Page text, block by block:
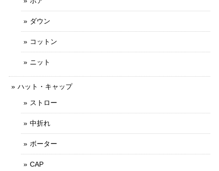
ダウン
コットン
ニット
ハット・キャップ
ストロー
中折れ
ボーター
CAP